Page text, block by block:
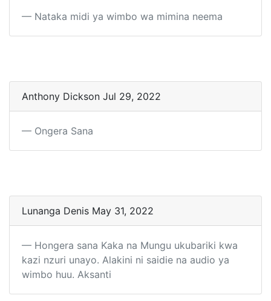
Nataka midi ya wimbo wa mimina neema
Anthony Dickson Jul 29, 2022
Ongera Sana
Lunanga Denis May 31, 2022
Hongera sana Kaka na Mungu ukubariki kwa
kazi nzuri unayo. Alakini ni saidie na audio ya
wimbo huu. Aksanti